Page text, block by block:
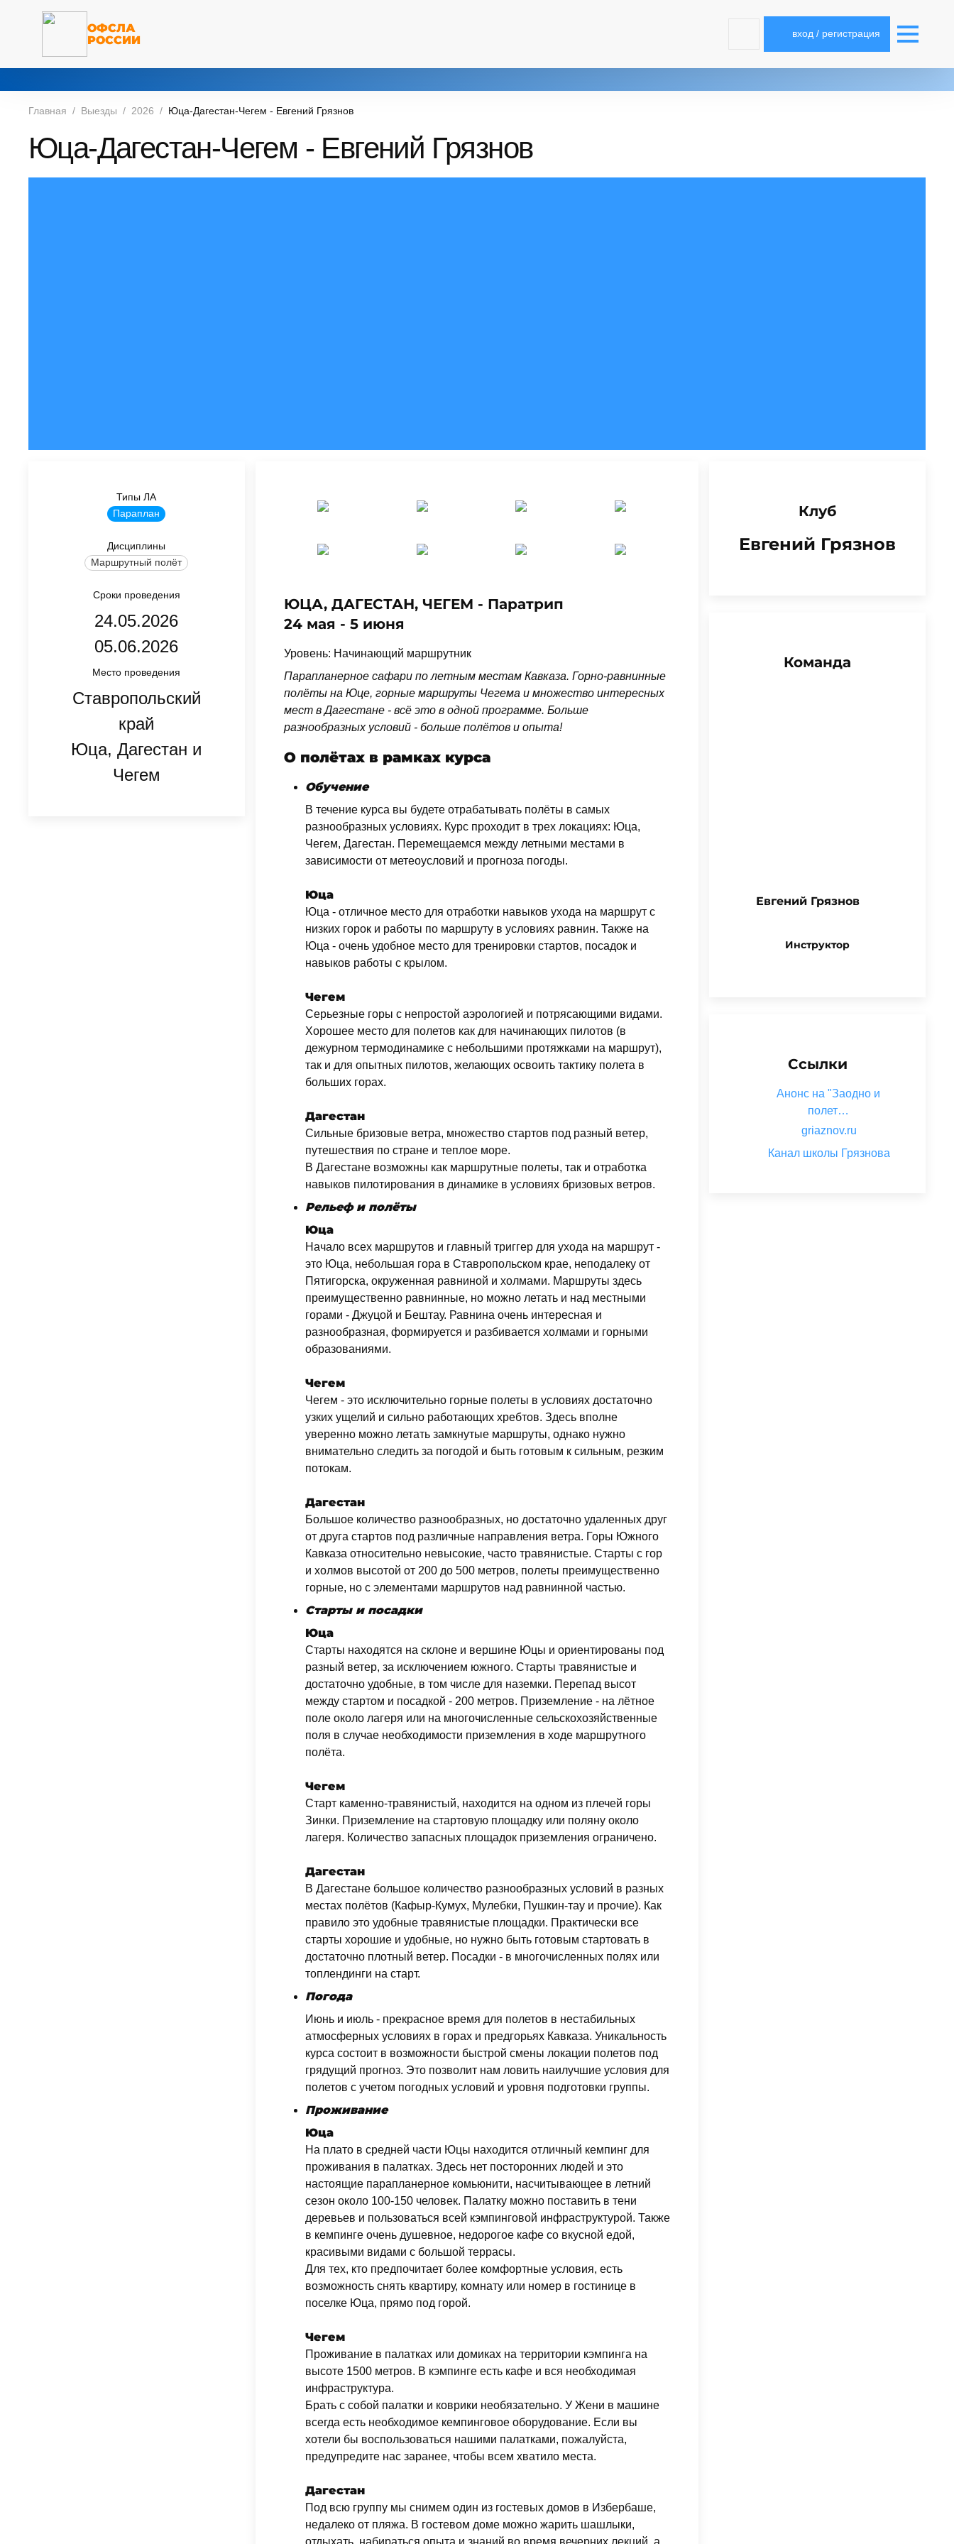
ОФСЛА
РОССИИ
вход / регистрация
Главная Выезды 2026 Юца-Дагестан-Чегем - Евгений Грязнов
Юца-Дагестан-Чегем - Евгений Грязнов
Типы ЛА
Параплан
Дисциплины
Маршрутный полёт
Сроки проведения
24.05.2026
05.06.2026
Место проведения
Ставропольский
край
Юца, Дагестан и
Чегем
ЮЦА, ДАГЕСТАН, ЧЕГЕМ - Паратрип
24 мая - 5 июня
Уровень: Начинающий маршрутник
Парапланерное сафари по летным местам Кавказа. Горно-равнинные
полёты на Юце, горные маршруты Чегема и множество интересных
мест в Дагестане - всё это в одной программе. Больше
разнообразных условий - больше полётов и опыта!
О полётах в рамках курса
Обучение
В течение курса вы будете отрабатывать полёты в самых
разнообразных условиях. Курс проходит в трех локациях: Юца,
Чегем, Дагестан. Перемещаемся между летными местами в
зависимости от метеоусловий и прогноза погоды.
Юца
Юца - отличное место для отработки навыков ухода на маршрут с
низких горок и работы по маршруту в условиях равнин. Также на
Юца - очень удобное место для тренировки стартов, посадок и
навыков работы с крылом.
Чегем
Серьезные горы с непростой аэрологией и потрясающими видами.
Хорошее место для полетов как для начинающих пилотов (в
дежурном термодинамике с небольшими протяжками на маршрут),
так и для опытных пилотов, желающих освоить тактику полета в
больших горах.
Дагестан
Сильные бризовые ветра, множество стартов под разный ветер,
путешествия по стране и теплое море.
В Дагестане возможны как маршрутные полеты, так и отработка
навыков пилотирования в динамике в условиях бризовых ветров.
Рельеф и полёты
Юца
Начало всех маршрутов и главный триггер для ухода на маршрут -
это Юца, небольшая гора в Ставропольском крае, неподалеку от
Пятигорска, окруженная равниной и холмами. Маршруты здесь
преимущественно равнинные, но можно летать и над местными
горами - Джуцой и Бештау. Равнина очень интересная и
разнообразная, формируется и разбивается холмами и горными
образованиями.
Чегем
Чегем - это исключительно горные полеты в условиях достаточно
узких ущелий и сильно работающих хребтов. Здесь вполне
уверенно можно летать замкнутые маршруты, однако нужно
внимательно следить за погодой и быть готовым к сильным, резким
потокам.
Дагестан
Большое количество разнообразных, но достаточно удаленных друг
от друга стартов под различные направления ветра. Горы Южного
Кавказа относительно невысокие, часто травянистые. Старты с гор
и холмов высотой от 200 до 500 метров, полеты преимущественно
горные, но с элементами маршрутов над равнинной частью.
Старты и посадки
Юца
Старты находятся на склоне и вершине Юцы и ориентированы под
разный ветер, за исключением южного. Старты травянистые и
достаточно удобные, в том числе для наземки. Перепад высот
между стартом и посадкой - 200 метров. Приземление - на лётное
поле около лагеря или на многочисленные сельскохозяйственные
поля в случае необходимости приземления в ходе маршрутного
полёта.
Чегем
Старт каменно-травянистый, находится на одном из плечей горы
Зинки. Приземление на стартовую площадку или поляну около
лагеря. Количество запасных площадок приземления ограничено.
Дагестан
В Дагестане большое количество разнообразных условий в разных
местах полётов (Кафыр-Кумух, Мулебки, Пушкин-тау и прочие). Как
правило это удобные травянистые площадки. Практически все
старты хорошие и удобные, но нужно быть готовым стартовать в
достаточно плотный ветер. Посадки - в многочисленных полях или
топлендинги на старт.
Погода
Июнь и июль - прекрасное время для полетов в нестабильных
атмосферных условиях в горах и предгорьях Кавказа. Уникальность
курса состоит в возможности быстрой смены локации полетов под
грядущий прогноз. Это позволит нам ловить наилучшие условия для
полетов с учетом погодных условий и уровня подготовки группы.
Проживание
Юца
На плато в средней части Юцы находится отличный кемпинг для
проживания в палатках. Здесь нет посторонних людей и это
настоящие парапланерное комьюнити, насчитывающее в летний
сезон около 100-150 человек. Палатку можно поставить в тени
деревьев и пользоваться всей кэмпинговой инфраструктурой. Также
в кемпинге очень душевное, недорогое кафе со вкусной едой,
красивыми видами с большой террасы.
Для тех, кто предпочитает более комфортные условия, есть
возможность снять квартиру, комнату или номер в гостинице в
поселке Юца, прямо под горой.
Чегем
Проживание в палатках или домиках на территории кэмпинга на
высоте 1500 метров. В кэмпинге есть кафе и вся необходимая
инфраструктура.
Брать с собой палатки и коврики необязательно. У Жени в машине
всегда есть необходимое кемпинговое оборудование. Если вы
хотели бы воспользоваться нашими палатками, пожалуйста,
предупредите нас заранее, чтобы всем хватило места.
Дагестан
Под всю группу мы снимем один из гостевых домов в Избербаше,
недалеко от пляжа. В гостевом доме можно жарить шашлыки,
отдыхать, набираться опыта и знаний во время вечерних лекций, а
Клуб
Евгений Грязнов
Команда
Евгений Грязнов
Инструктор
Ссылки
Анонс на "Заодно и
полет…
griaznov.ru
Канал школы Грязнова